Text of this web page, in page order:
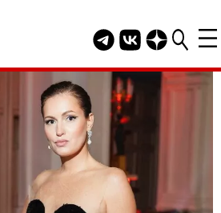
Telegram канал
Группа HELLO
Канал